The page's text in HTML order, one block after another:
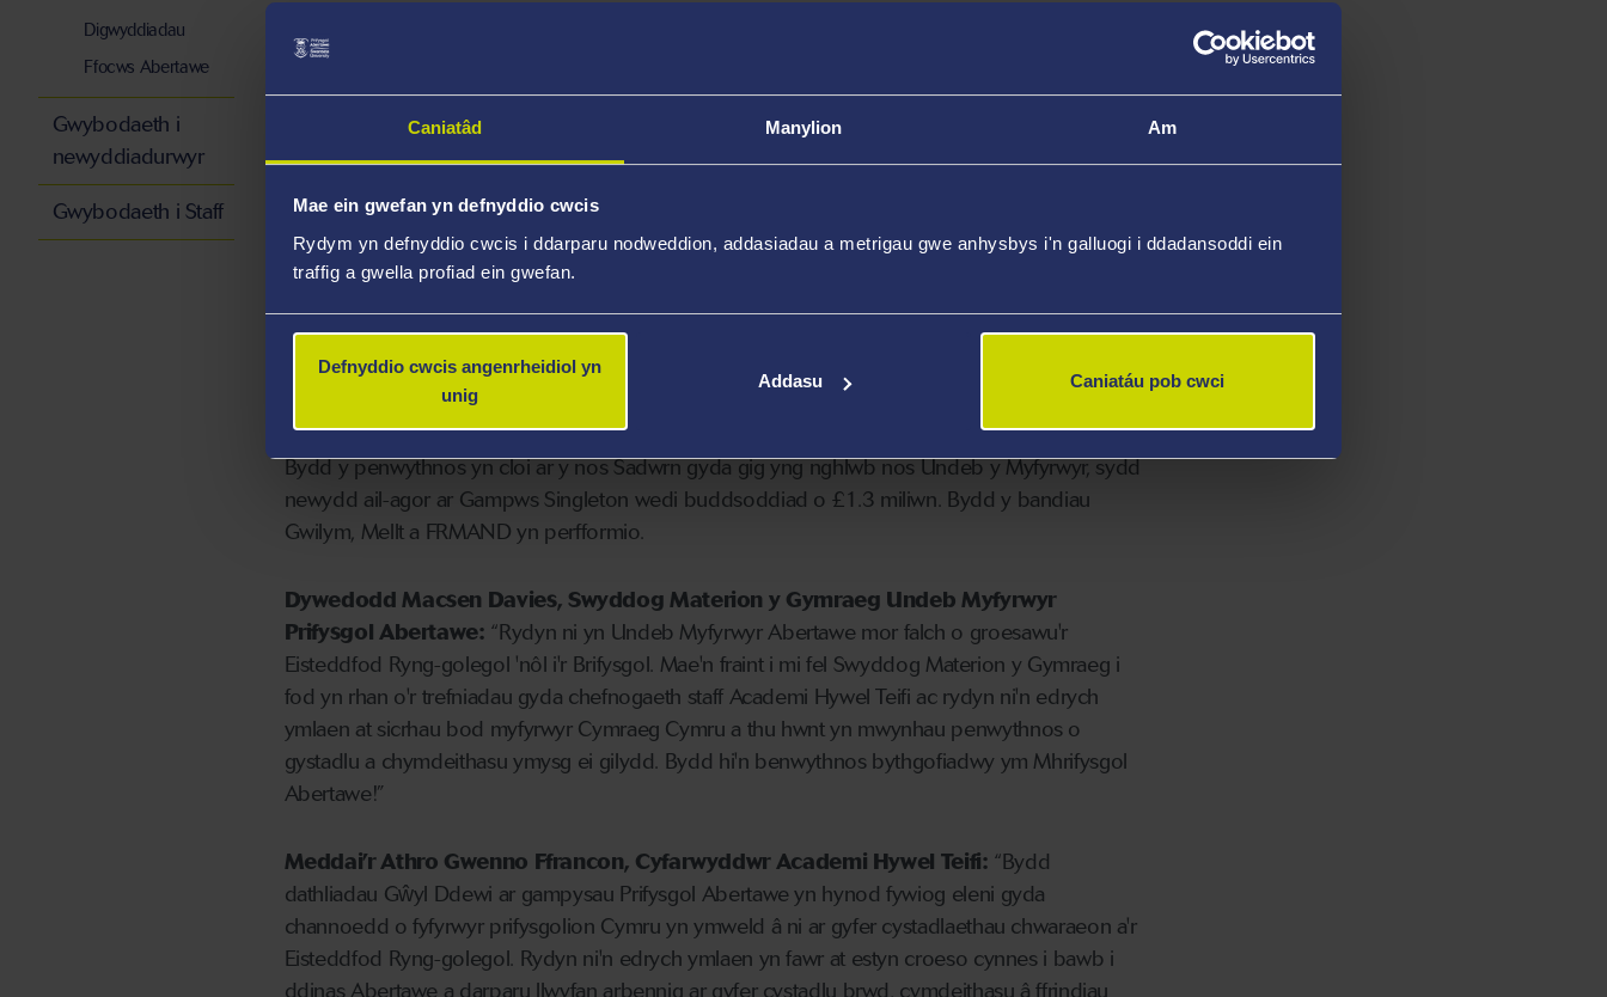
Caniatâd Manylion Am
Mae ein gwefan yn defnyddio cwcis
Rydym yn defnyddio cwcis i ddarparu nodweddion, addasiadau a metrigau gwe anhysbys i'n galluogi i ddadansoddi ein
traffig a gwella profiad ein gwefan.
Defnyddio cwcis angenrheidiol yn
unig
Addasu Caniatáu pob cwci
Prifysgol Abertawe, Tom Kemp, fydd yn llywio’r diwrnod.
Mae’r cystadlaethau’n cynnwys perfformiadau llwyfan a chystadlaethau gwaith cartref - o
farddoniaeth i ryddiaith, ac o gelf i wyddoniaeth.
Mae cystadlaethau penodol hefyd i fyfyrwyr sy’n ddysgwyr Cymraeg.
Cyn y cystadlu Eisteddfodol ar y Sadwrn, cynhelir cystadlaethau chwaraeon ar brynhawn
Gwener 1 Mawrth, gan gynnwys twrnamaint rygbi 7 bob ochr, pêl-droed a phêl-rwyd.
Bydd y penwythnos yn cloi ar y nos Sadwrn gyda gig yng nghlwb nos Undeb y Myfyrwyr, sydd
newydd ail-agor ar Gampws Singleton wedi buddsoddiad o £1.3 miliwn. Bydd y bandiau
Gwilym, Mellt a FRMAND yn perfformio.
Dywedodd Macsen Davies, Swyddog Materion y Gymraeg Undeb Myfyrwyr
Prifysgol Abertawe: “Rydyn ni yn Undeb Myfyrwyr Abertawe mor falch o groesawu'r
Eisteddfod Ryng-golegol 'nôl i'r Brifysgol. Mae'n fraint i mi fel Swyddog Materion y Gymraeg i
fod yn rhan o'r trefniadau gyda chefnogaeth staff Academi Hywel Teifi ac rydyn ni'n edrych
ymlaen at sicrhau bod myfyrwyr Cymraeg Cymru a thu hwnt yn mwynhau penwythnos o
gystadlu a chymdeithasu ymysg ei gilydd. Bydd hi'n benwythnos bythgofiadwy ym Mhrifysgol
Abertawe!”
Meddai’r Athro Gwenno Ffrancon, Cyfarwyddwr Academi Hywel Teifi: “Bydd
dathliadau Gŵyl Ddewi ar gampysau Prifysgol Abertawe yn hynod fywiog eleni gyda
channoedd o fyfyrwyr prifysgolion Cymru yn ymweld â ni ar gyfer cystadlaethau chwaraeon a'r
Eisteddfod Ryng-golegol. Rydyn ni'n edrych ymlaen yn fawr at estyn croeso cynnes i bawb i
ddinas Abertawe a darparu llwyfan arbennig ar gyfer cystadlu brwd, cymdeithasu â ffrindiau
Digwyddiadau
Ffocws Abertawe
Gwybodaeth i
newyddiadurwyr
Gwybodaeth i Staff